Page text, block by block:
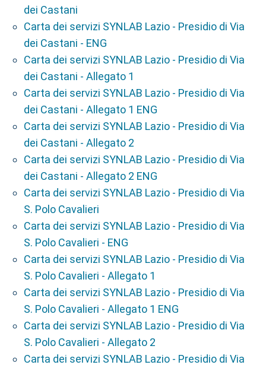
dei Castani
Carta dei servizi SYNLAB Lazio - Presidio di Via
dei Castani - ENG
Carta dei servizi SYNLAB Lazio - Presidio di Via
dei Castani - Allegato 1
Carta dei servizi SYNLAB Lazio - Presidio di Via
dei Castani - Allegato 1 ENG
Carta dei servizi SYNLAB Lazio - Presidio di Via
dei Castani - Allegato 2
Carta dei servizi SYNLAB Lazio - Presidio di Via
dei Castani - Allegato 2 ENG
Carta dei servizi SYNLAB Lazio - Presidio di Via
S. Polo Cavalieri
Carta dei servizi SYNLAB Lazio - Presidio di Via
S. Polo Cavalieri - ENG
Carta dei servizi SYNLAB Lazio - Presidio di Via
S. Polo Cavalieri - Allegato 1
Carta dei servizi SYNLAB Lazio - Presidio di Via
S. Polo Cavalieri - Allegato 1 ENG
Carta dei servizi SYNLAB Lazio - Presidio di Via
S. Polo Cavalieri - Allegato 2
Carta dei servizi SYNLAB Lazio - Presidio di Via